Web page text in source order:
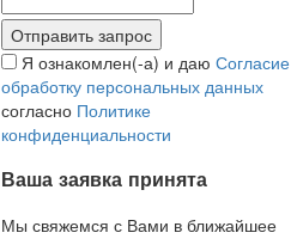
Я ознакомлен(-а) и даю
обработку персональных данных
согласно Политике
конфиденциальности
Ваша заявка принята
Мы свяжемся с Вами в ближайшее